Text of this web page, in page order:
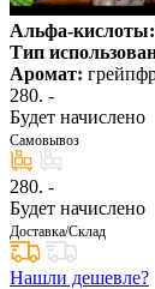
Альфа-кислоты:
Тип
Аромат:
280. -
Будет начислено
Самовывоз
280. -
Будет начислено
Доставка/Склад
Нашли дешевле?